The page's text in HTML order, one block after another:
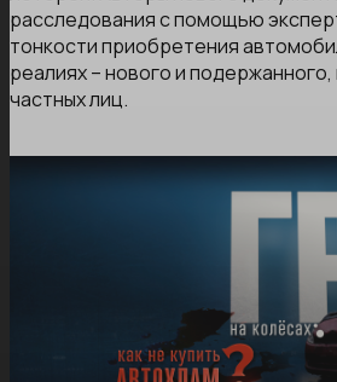
расследования с помощью
тонкости приобретения
реалиях – нового и подержанного,
частных лиц.